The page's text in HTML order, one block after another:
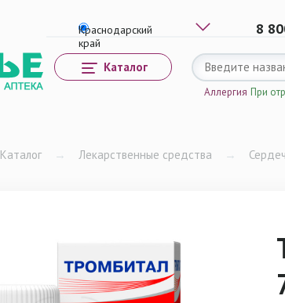
8
Каталог
Аллергия При
Каталог → Лекарственные средства →